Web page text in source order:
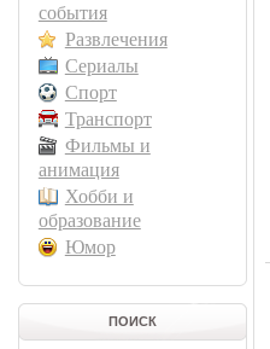
события
Развлечения
Сериалы
Спорт
Транспорт
Фильмы и
анимация
Хобби и
образование
Юмор
ПОИСК